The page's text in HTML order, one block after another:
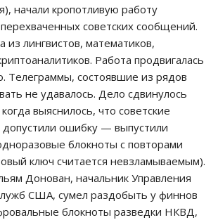
начали кропотливую работу
советских сообщений.
из лингвистов, математиков,
Работа продвигалась
Телеграммы, состоявшие из рядов
не удавалось. Дело сдвинулось
выяснилось, что советские
ошибку — выпустили
блокноты с повторами
ключ считается невзламываемым).
Донован, начальник Управления
США, сумел раздобыть у финнов
блокноты разведки НКВД,